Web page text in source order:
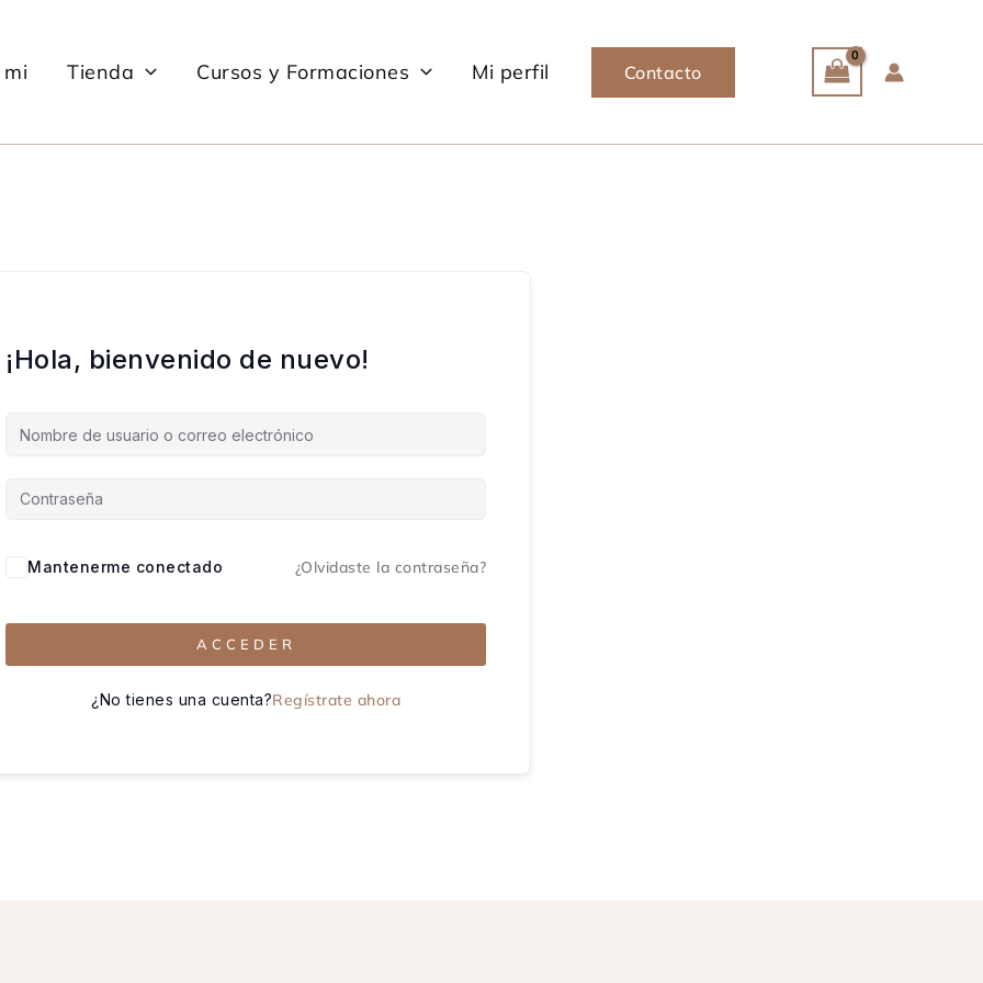
Tienda Cursos y Formaciones Mi perfil Contacto
¡Hola, bienvenido de nuevo!
Mantenerme conectado ¿Olvidaste la contraseña?
ACCEDER
¿No tienes una cuenta?Regístrate ahora